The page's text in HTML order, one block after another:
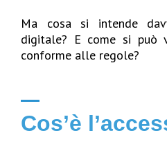
Ma cosa si intende
digitale? E come si può
conforme alle regole?
Cos’è